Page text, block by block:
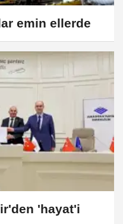
emin ellerde
'hayat'i